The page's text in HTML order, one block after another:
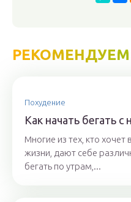
Похудение
Как начать бегать с
Многие из тех, кто
жизни, дают себе
бегать по утрам,...